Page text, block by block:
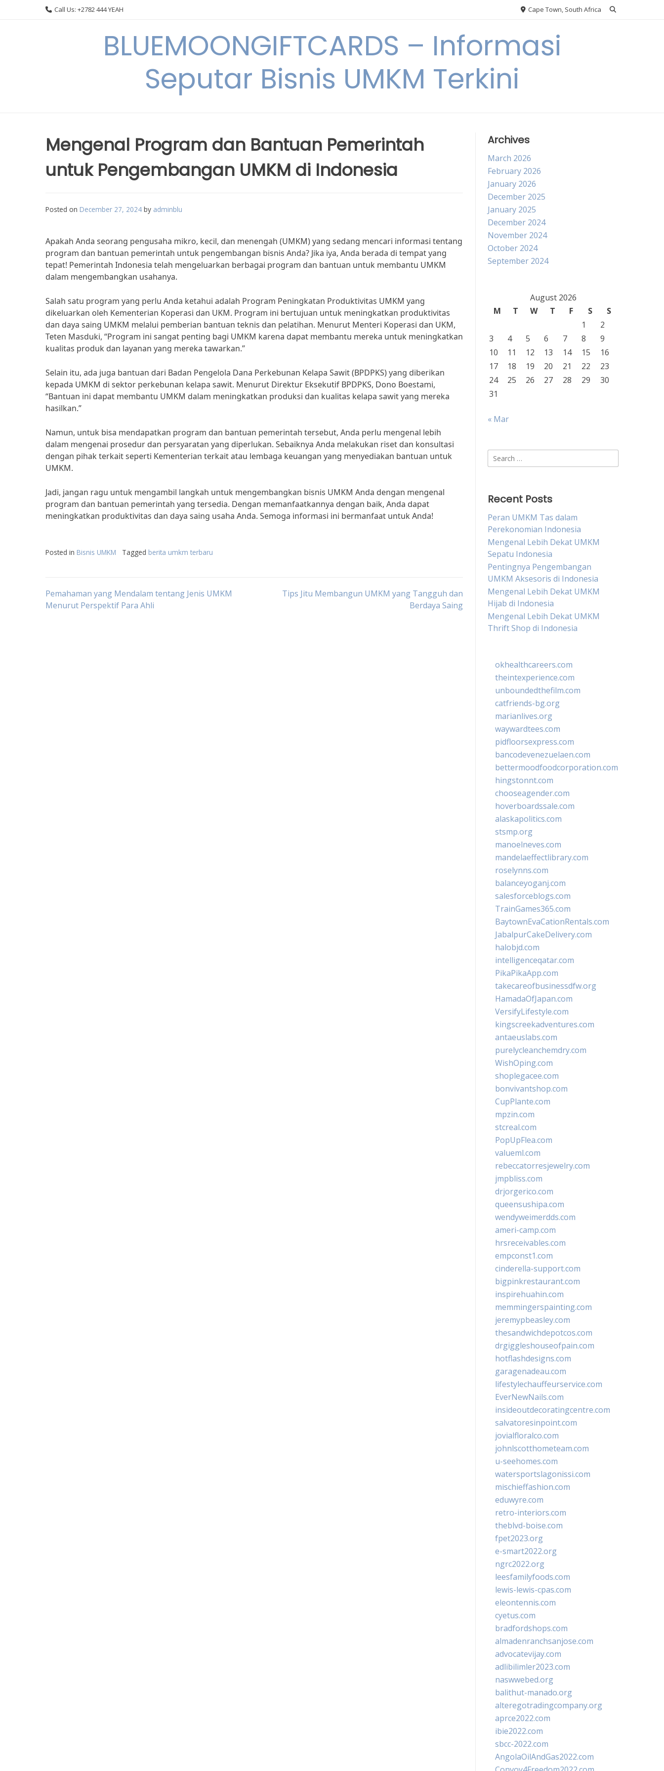
Call Us: +2782 444 YEAH Cape Town, South Africa
BLUEMOONGIFTCARDS – Informasi
Seputar Bisnis UMKM Terkini
Mengenal Program dan Bantuan Pemerintah
untuk Pengembangan UMKM di Indonesia
Posted on December 27, 2024 by adminblu
Apakah Anda seorang pengusaha mikro, kecil, dan menengah (UMKM) yang sedang mencari informasi tentang
program dan bantuan pemerintah untuk pengembangan bisnis Anda? Jika iya, Anda berada di tempat yang
tepat! Pemerintah Indonesia telah mengeluarkan berbagai program dan bantuan untuk membantu UMKM
dalam mengembangkan usahanya.
Salah satu program yang perlu Anda ketahui adalah Program Peningkatan Produktivitas UMKM yang
dikeluarkan oleh Kementerian Koperasi dan UKM. Program ini bertujuan untuk meningkatkan produktivitas
dan daya saing UMKM melalui pemberian bantuan teknis dan pelatihan. Menurut Menteri Koperasi dan UKM,
Teten Masduki, “Program ini sangat penting bagi UMKM karena dapat membantu mereka untuk meningkatkan
kualitas produk dan layanan yang mereka tawarkan.”
Selain itu, ada juga bantuan dari Badan Pengelola Dana Perkebunan Kelapa Sawit (BPDPKS) yang diberikan
kepada UMKM di sektor perkebunan kelapa sawit. Menurut Direktur Eksekutif BPDPKS, Dono Boestami,
“Bantuan ini dapat membantu UMKM dalam meningkatkan produksi dan kualitas kelapa sawit yang mereka
hasilkan.”
Namun, untuk bisa mendapatkan program dan bantuan pemerintah tersebut, Anda perlu mengenal lebih
dalam mengenai prosedur dan persyaratan yang diperlukan. Sebaiknya Anda melakukan riset dan konsultasi
dengan pihak terkait seperti Kementerian terkait atau lembaga keuangan yang menyediakan bantuan untuk
UMKM.
Jadi, jangan ragu untuk mengambil langkah untuk mengembangkan bisnis UMKM Anda dengan mengenal
program dan bantuan pemerintah yang tersedia. Dengan memanfaatkannya dengan baik, Anda dapat
meningkatkan produktivitas dan daya saing usaha Anda. Semoga informasi ini bermanfaat untuk Anda!
Posted in Bisnis UMKM Tagged berita umkm terbaru
Post
Pemahaman yang Mendalam tentang Jenis UMKM
Menurut Perspektif Para Ahli
Tips Jitu Membangun UMKM yang Tangguh dan
Berdaya Saing
Archives
March 2026
February 2026
January 2026
December 2025
January 2025
December 2024
November 2024
October 2024
September 2024
August 2026
M
T W T F S
S
1
2
3
4 5 6 7 8
9
10
11 12 13 14 15
16
17
18 19 20 21 22
23
24
25 26 27 28 29
30
31
« Mar
Search
for:
Recent Posts
Peran UMKM Tas dalam
Perekonomian Indonesia
Mengenal Lebih Dekat UMKM
Sepatu Indonesia
Pentingnya Pengembangan
UMKM Aksesoris di Indonesia
Mengenal Lebih Dekat UMKM
Hijab di Indonesia
Mengenal Lebih Dekat UMKM
Thrift Shop di Indonesia
okhealthcareers.com
theintexperience.com
unboundedthefilm.com
catfriends-bg.org
marianlives.org
waywardtees.com
pidfloorsexpress.com
bancodevenezuelaen.com
bettermoodfoodcorporation.com
hingstonnt.com
chooseagender.com
hoverboardssale.com
alaskapolitics.com
stsmp.org
manoelneves.com
mandelaeffectlibrary.com
roselynns.com
balanceyoganj.com
salesforceblogs.com
TrainGames365.com
BaytownEvaCationRentals.com
JabalpurCakeDelivery.com
halobjd.com
intelligenceqatar.com
PikaPikaApp.com
takecareofbusinessdfw.org
HamadaOfJapan.com
VersifyLifestyle.com
kingscreekadventures.com
antaeuslabs.com
purelycleanchemdry.com
WishOping.com
shoplegacee.com
bonvivantshop.com
CupPlante.com
mpzin.com
stcreal.com
PopUpFlea.com
valueml.com
rebeccatorresjewelry.com
jmpbliss.com
drjorgerico.com
queensushipa.com
wendyweimerdds.com
ameri-camp.com
hrsreceivables.com
empconst1.com
cinderella-support.com
bigpinkrestaurant.com
inspirehuahin.com
memmingerspainting.com
jeremypbeasley.com
thesandwichdepotcos.com
drgiggleshouseofpain.com
hotflashdesigns.com
garagenadeau.com
lifestylechauffeurservice.com
EverNewNails.com
insideoutdecoratingcentre.com
salvatoresinpoint.com
jovialfloralco.com
johnlscotthometeam.com
u-seehomes.com
watersportslagonissi.com
mischieffashion.com
eduwyre.com
retro-interiors.com
theblvd-boise.com
fpet2023.org
e-smart2022.org
ngrc2022.org
leesfamilyfoods.com
lewis-lewis-cpas.com
eleontennis.com
cyetus.com
bradfordshops.com
almadenranchsanjose.com
advocatevijay.com
adlibilimler2023.com
naswwebed.org
balithut-manado.org
alteregotradingcompany.org
aprce2022.com
ibie2022.com
sbcc-2022.com
AngolaOilAndGas2022.com